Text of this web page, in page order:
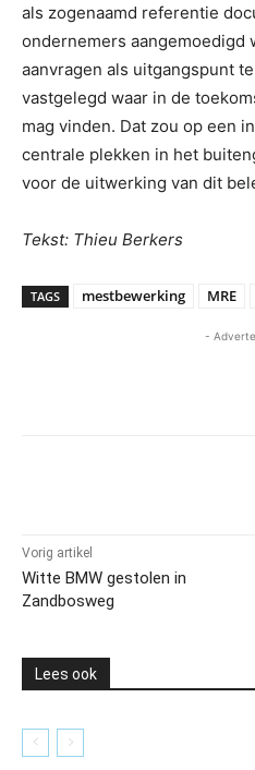
als zogenaamd referentie
ondernemers aangemoedigd
aanvragen als uitgangspunt
vastgelegd waar in de
mag vinden. Dat zou op een
centrale plekken in het
voor de uitwerking van dit
Tekst: Thieu Berkers
TAGS mestbewerking MRE
-
Vorig artikel
Witte BMW gestolen in
Zandbosweg
Lees ook